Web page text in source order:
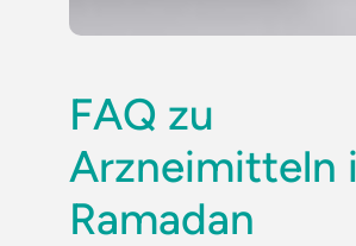
FAQ zu
Arzneimitteln
Ramadan